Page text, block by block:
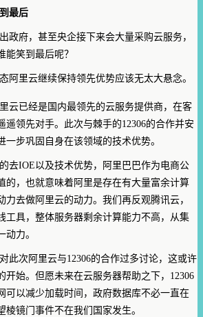
最后
政府，甚至央企接下来会大量采购云服务，
能笑到最后呢？
阿里云继续保持领先优势应该无太大悬念。
云已经是国内最领先的云服务提供商，在客
遥领先对手。此次与棘手的12306的合作并安
一步巩固自身在该领域的技术优势。
去IOE以及技术优势，阿里巴巴作为电商公
的，也就意味着阿里是存在有大量富余计算
力去做阿里云的动力。我们再反观腾讯云，
工具，整体服务器剩余计算能力不高，从集
动力。
此次阿里云与12306的合作过多讨论，这或许
开始。但愿未来在云服务器帮助之下，12306
可以减少加载时间，政府数据库不必一直在
镜门事件不在我们国家发生。